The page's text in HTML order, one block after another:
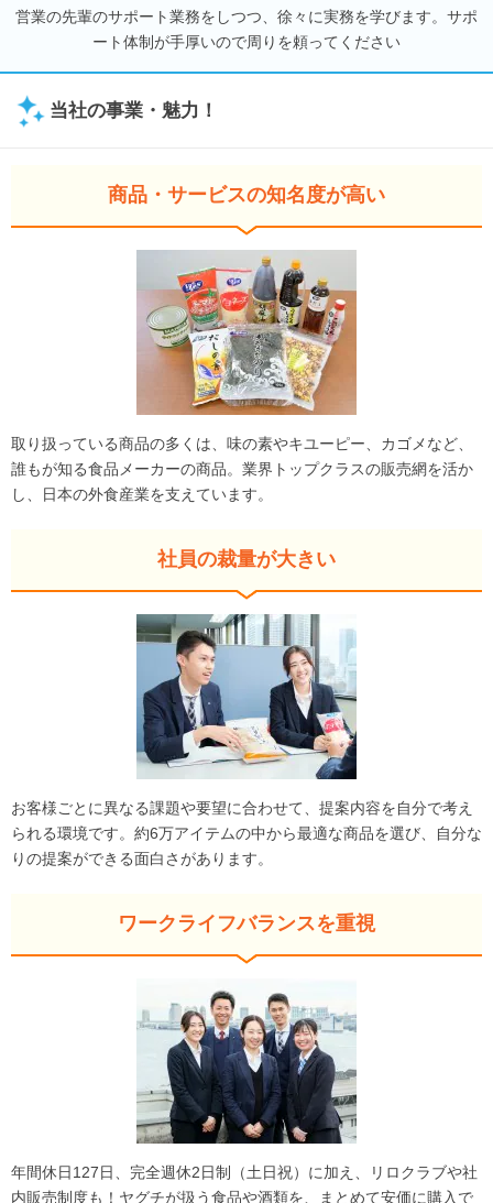
営業の先輩のサポート業務をしつつ、徐々に実務を学びます。サポ
ート体制が手厚いので周りを頼ってください
当社の事業・魅力！
商品・サービスの知名度が高い
取り扱っている商品の多くは、味の素やキユーピー、カゴメなど、
誰もが知る食品メーカーの商品。業界トップクラスの販売網を活か
し、日本の外食産業を支えています。
社員の裁量が大きい
お客様ごとに異なる課題や要望に合わせて、提案内容を自分で考え
られる環境です。約6万アイテムの中から最適な商品を選び、自分な
りの提案ができる面白さがあります。
ワークライフバランスを重視
年間休日127日、完全週休2日制（土日祝）に加え、リロクラブや社
内販売制度も！ヤグチが扱う食品や酒類を、まとめて安価に購入で